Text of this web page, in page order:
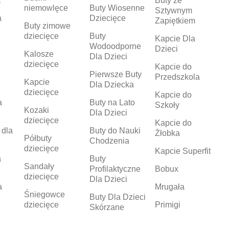
dla
niemowlęce
Buty zimowe
dziecięce
Kalosze
dziecięce
Kapcie
dziecięce
Kozaki
dziecięce
Półbuty
dziecięce
Sandały
dziecięce
Śniegowce
dziecięce
Buty Wiosenne
Dziecięce
Buty
Wodoodporne
Dla Dzieci
Pierwsze Buty
Dla Dziecka
Buty na Lato
Dla Dzieci
Buty do Nauki
Chodzenia
Buty
Profilaktyczne
Dla Dzieci
Buty Dla Dzieci
Skórzane
Sztywnym
Zapiętkiem
Kapcie Dla
Dzieci
Kapcie do
Przedszkola
Kapcie do
Szkoły
Kapcie do
Żłobka
Kapcie Superfit
Bobux
Mrugała
Primigi